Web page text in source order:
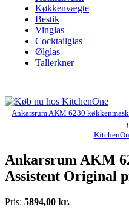
Køkkenvægte
Bestik
Vinglas
Cocktailglas
Ølglas
Tallerkner
Ankarsrum AKM 6230
Ankarsrum AKM
Assistent Original
Pris: 5894,00 kr.